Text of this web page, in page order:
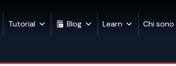
Tutorial Blog Learn Chi sono